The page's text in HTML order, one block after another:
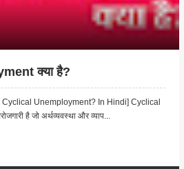
क्या है?
Cyclical Unemployment? In Hindi] Cyclical
है जो अर्थव्यवस्था और व्याप...